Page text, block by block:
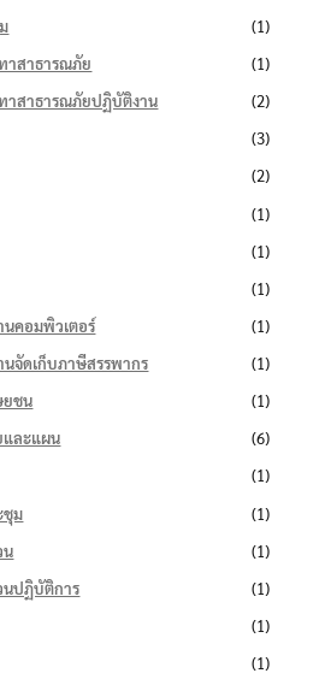
(1)
าสาธารณภัย
(1)
าสาธารณภัยปฏิบัติงาน
(2)
(3)
(2)
(1)
(1)
(1)
คอมพิวเตอร์
(1)
จัดเก็บภาษีสรรพากร
(1)
ยชน
(1)
และแผน
(6)
(1)
ชุม
(1)
น
(1)
นปฏิบัติการ
(1)
(1)
(1)